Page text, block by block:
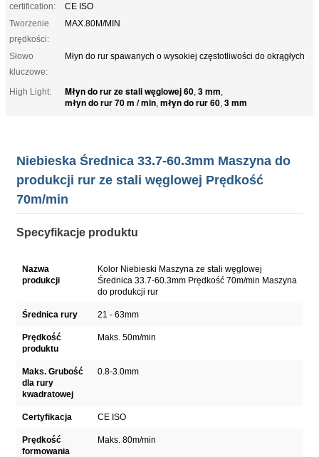
certification:
CE ISO
Tworzenie
prędkości:
MAX.80M/MIN
Słowo
kluczowe:
Młyn do rur spawanych o wysokiej częstotliwości do okrągłych
High Light: Młyn do rur ze stali węglowej 60, 3 mm,
młyn do rur 70 m / min, młyn do rur 60, 3 mm
Niebieska Średnica 33.7-60.3mm Maszyna do
produkcji rur ze stali węglowej Prędkość
70m/min
Specyfikacje produktu
Nazwa
produkcji
Kolor Niebieski Maszyna ze stali węglowej
Średnica 33.7-60.3mm Prędkość 70m/min Maszyna
do produkcji rur
Średnica rury 21 - 63mm
Prędkość
produktu
Maks. 50m/min
Maks. Grubość
dla rury
kwadratowej
0.8-3.0mm
Certyfikacja CE ISO
Prędkość
formowania
Maks. 80m/min